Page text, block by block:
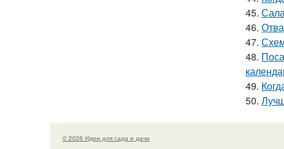
45.
46.
47.
48.
49.
50.
© 2026 Идеи для сада и дачи